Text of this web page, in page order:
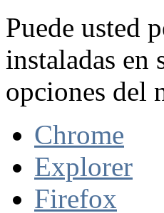
Puede usted
instaladas en
opciones del
Chrome
Explorer
Firefox